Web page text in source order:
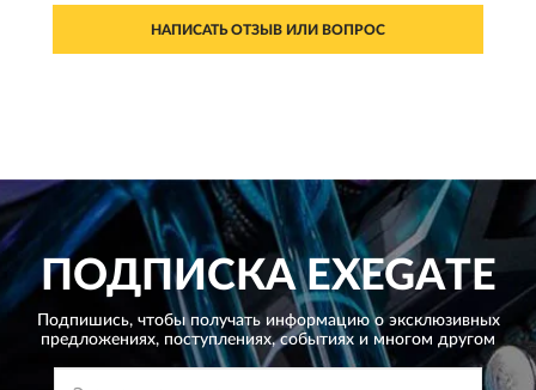
НАПИСАТЬ ОТЗЫВ ИЛИ ВОПРОС
ПОДПИСКАEXEGATE
Подпишись, чтобы получать информацию о эксклюзивных
предложениях, поступлениях, событиях и многом другом